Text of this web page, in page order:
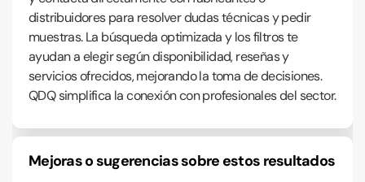
distribuidores para resolver dudas técnicas y pedir
muestras. La búsqueda optimizada y los filtros te
ayudan a elegir según disponibilidad, reseñas y
servicios ofrecidos, mejorando la toma de decisiones.
QDQ simplifica la conexión con profesionales del sector.
Mejoras o sugerencias sobre estos resultados